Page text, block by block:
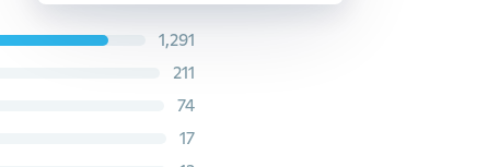
1,291
211
74
17